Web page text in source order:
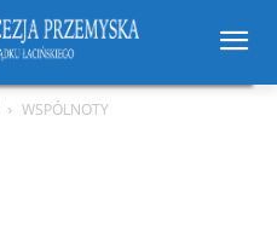
WSPÓLNOTY